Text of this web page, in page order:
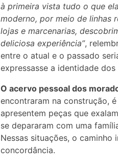
à primeira vista tudo o que
moderno, por meio de linhas
lojas e marcenarias,
deliciosa experiência”,
entre o atual e o passado
expressasse a identidade dos
O acervo pessoal dos
encontraram na construção,
apresentem peças que
se depararam com uma
Nessas situações, o
concordância.